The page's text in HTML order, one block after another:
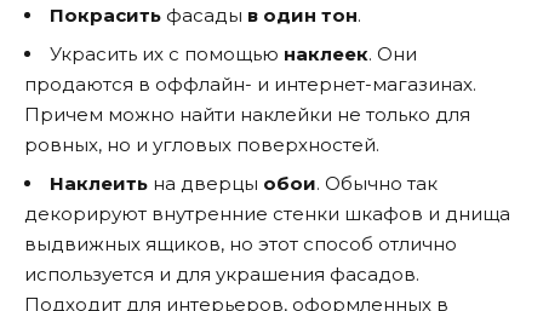
Покрасить фасады в один тон.
Украсить их с помощью наклеек. Они
продаются в оффлайн- и интернет-магазинах.
Причем можно найти наклейки не только для
ровных, но и угловых поверхностей.
Наклеить на дверцы обои. Обычно так
декорируют внутренние стенки шкафов и днища
выдвижных ящиков, но этот способ отлично
используется и для украшения фасадов.
Подходит для интерьеров, оформленных в